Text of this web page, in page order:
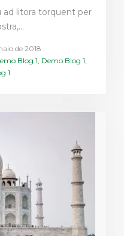
ad litora torquent per
de 2018
Blog 1 Demo Blog 1
1